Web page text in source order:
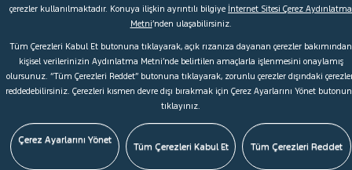
Çerez Tercihleri
çerezler kullanılmaktadır. Konuya ilişkin ayrıntılı bilgiye İnternet Sitesi Çerez Aydınlatma
Metni’nden ulaşabilirsiniz.
Tüm Çerezleri Kabul Et butonuna tıklayarak, açık rızanıza dayanan çerezler bakımından
kişisel verilerinizin Aydınlatma Metni’nde belirtilen amaçlarla işlenmesini onaylamış
olursunuz. “Tüm Çerezleri Reddet” butonuna tıklayarak, zorunlu çerezler dışındaki
reddedebilirsiniz. Çerezleri kısmen devre dışı bırakmak için Çerez Ayarlarını Yönet
tıklayınız.
Çerez Ayarlarını Yönet
Tüm Çerezleri Kabul Et Tüm Çerezleri Reddet